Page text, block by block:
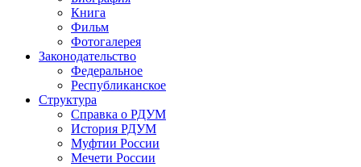
Книга
Фильм
Фотогалерея
Законодательство
Федеральное
Республиканское
Структура
Справка о РДУМ
История РДУМ
Муфтии России
Мечети России